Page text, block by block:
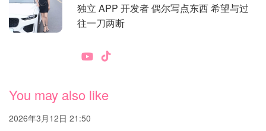
独立 APP 开发者 偶尔写点东西 希望与过
往一刀两断
You may also like
2026年3月12日 21:50